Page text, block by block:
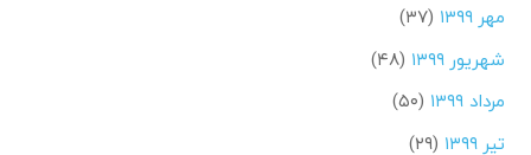
مهر ۱۳۹۹
(۳۷)
شهریور ۱۳۹۹
(۴۸)
مرداد ۱۳۹۹
(۵۰)
تیر ۱۳۹۹
(۲۹)